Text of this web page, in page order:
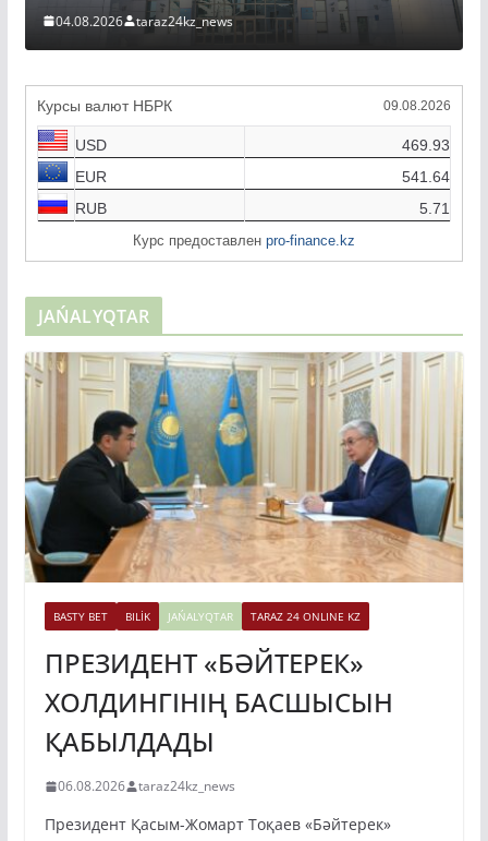
04.08.2026 taraz24kz_news
Курсы валют НБРК 09.08.2026
USD
469.93
EUR
541.64
RUB
5.71
Курс предоставлен pro-finance.kz
JAŃALYQTAR
BASTY BET BILİK JAŃALYQTAR TARAZ 24 ONLINE KZ
ПРЕЗИДЕНТ «БӘЙТЕРЕК»
ХОЛДИНГІНІҢ БАСШЫСЫН
ҚАБЫЛДАДЫ
06.08.2026 taraz24kz_news
Президент Қасым-Жомарт Тоқаев «Бәйтерек»